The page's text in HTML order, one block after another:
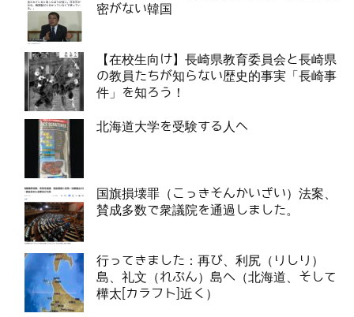
密がない韓国
【在校生向け】長崎県教育委員会と長崎県
の教員たちが知らない歴史的事実「長崎事
件」を知ろう！
北海道大学を受験する人へ
国旗損壊罪（こっきそんかいざい）法案、
賛成多数で衆議院を通過しました。
行ってきました：再び、利尻（りしり）
島、礼文（れぶん）島へ（北海道、そして
樺太[カラフト]近く）